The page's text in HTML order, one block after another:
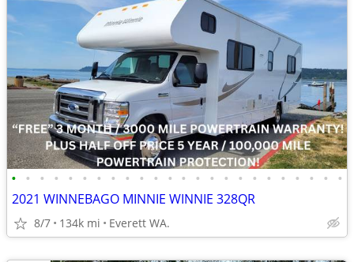
• • • • • • • • • • • • • • • • • • • • • • • •
2021 WINNEBAGO MINNIE WINNIE 328QR
8/7 134k mi Everett WA.